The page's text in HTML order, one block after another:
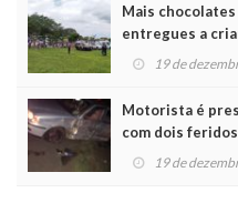
Mais chocolates
entregues a
19 de
Motorista é
com dois feridos
19 de